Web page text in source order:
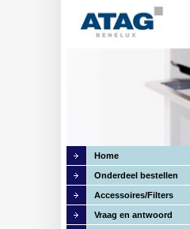
Home
Onderdeel bestellen
Accessoires/Filters
Vraag en antwoord